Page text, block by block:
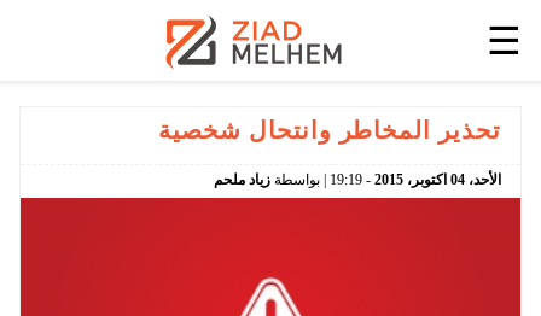
☰
تحذير المخاطر وانتحال شخصية
الأحد، 04 اكتوبر، 2015
-
19:19 | بواسطة زياد ملحم